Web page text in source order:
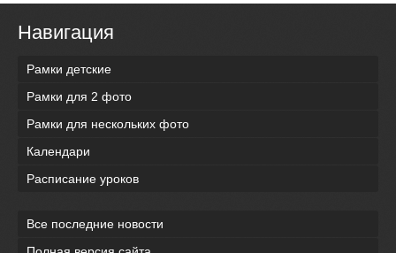
Навигация
Рамки детские
Рамки для 2 фото
Рамки для нескольких фото
Календари
Расписание уроков
Все последние новости